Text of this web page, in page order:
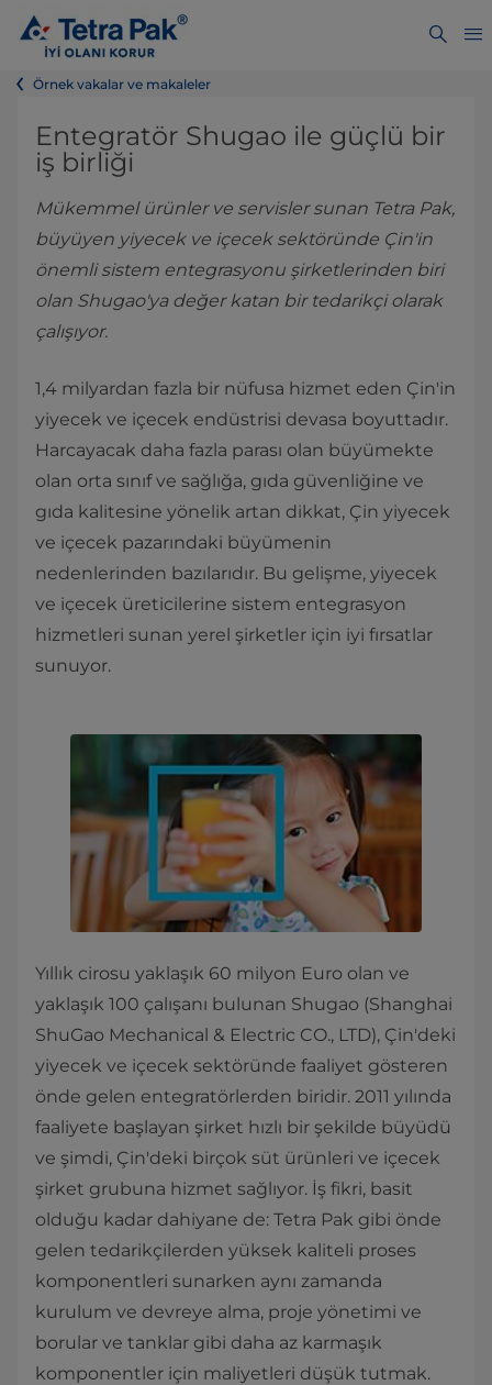
Örnek vakalar ve makaleler
Entegratör Shugao ile güçlü bir
iş birliği
Mükemmel ürünler ve servisler sunan Tetra Pak,
büyüyen yiyecek ve içecek sektöründe Çin'in
önemli sistem entegrasyonu şirketlerinden biri
olan Shugao'ya değer katan bir tedarikçi olarak
çalışıyor.
1,4 milyardan fazla bir nüfusa hizmet eden Çin'in
yiyecek ve içecek endüstrisi devasa boyuttadır.
Harcayacak daha fazla parası olan büyümekte
olan orta sınıf ve sağlığa, gıda güvenliğine ve
gıda kalitesine yönelik artan dikkat, Çin yiyecek
ve içecek pazarındaki büyümenin
nedenlerinden bazılarıdır. Bu gelişme, yiyecek
ve içecek üreticilerine sistem entegrasyon
hizmetleri sunan yerel şirketler için iyi fırsatlar
sunuyor.
Yıllık cirosu yaklaşık 60 milyon Euro olan ve
yaklaşık 100 çalışanı bulunan Shugao (Shanghai
ShuGao Mechanical & Electric CO., LTD), Çin'deki
yiyecek ve içecek sektöründe faaliyet gösteren
önde gelen entegratörlerden biridir. 2011 yılında
faaliyete başlayan şirket hızlı bir şekilde büyüdü
ve şimdi, Çin'deki birçok süt ürünleri ve içecek
şirket grubuna hizmet sağlıyor. İş fikri, basit
olduğu kadar dahiyane de: Tetra Pak gibi önde
gelen tedarikçilerden yüksek kaliteli proses
komponentleri sunarken aynı zamanda
kurulum ve devreye alma, proje yönetimi ve
borular ve tanklar gibi daha az karmaşık
komponentler için maliyetleri düşük tutmak.